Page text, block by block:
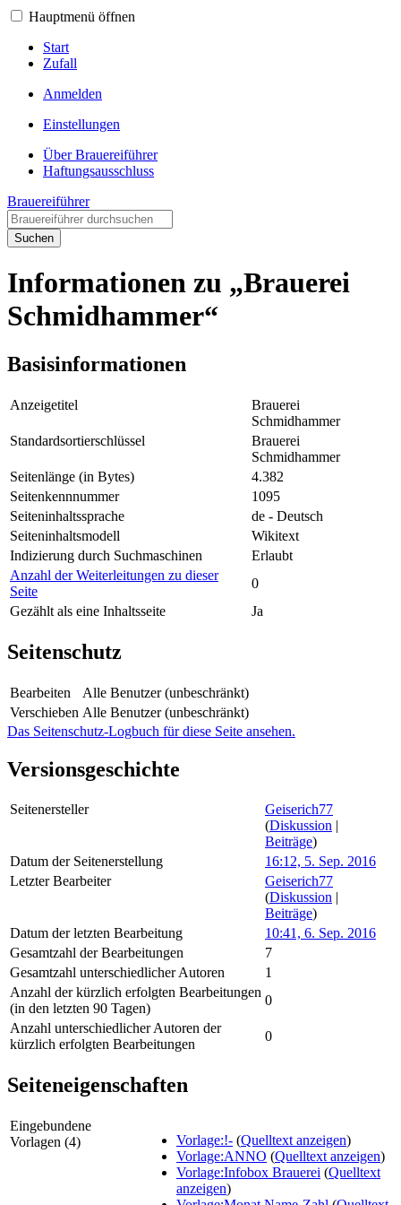
Hauptmenü öffnen
Start
Zufall
Anmelden
Einstellungen
Über Brauereiführer
Haftungsausschluss
Brauereiführer
Suchen
Informationen zu „Brauerei
Schmidhammer“
Basisinformationen
Anzeigetitel
Brauerei
Schmidhammer
Standardsortierschlüssel
Brauerei
Schmidhammer
Seitenlänge (in Bytes)
4.382
Seitenkennnummer
1095
Seiteninhaltssprache
de - Deutsch
Seiteninhaltsmodell
Wikitext
Indizierung durch Suchmaschinen
Erlaubt
Anzahl der Weiterleitungen zu dieser
Seite
0
Gezählt als eine Inhaltsseite
Ja
Seitenschutz
Bearbeiten
Alle Benutzer (unbeschränkt)
Verschieben Alle Benutzer (unbeschränkt)
Das Seitenschutz-Logbuch für diese Seite ansehen.
Versionsgeschichte
Seitenersteller
Geiserich77
(Diskussion |
Beiträge)
Datum der Seitenerstellung
16:12, 5. Sep. 2016
Letzter Bearbeiter
Geiserich77
(Diskussion |
Beiträge)
Datum der letzten Bearbeitung
10:41, 6. Sep. 2016
Gesamtzahl der Bearbeitungen
7
Gesamtzahl unterschiedlicher Autoren
1
Anzahl der kürzlich erfolgten Bearbeitungen
(in den letzten 90 Tagen)
0
Anzahl unterschiedlicher Autoren der
kürzlich erfolgten Bearbeitungen
0
Seiteneigenschaften
Eingebundene
Vorlagen (4)
Vorlage:!- (Quelltext anzeigen)
Vorlage:ANNO (Quelltext anzeigen)
Vorlage:Infobox Brauerei (Quelltext
anzeigen)